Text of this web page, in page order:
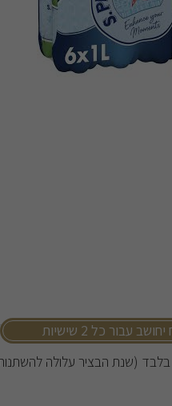
עבור כל 2 שישיות
(שנת הבציר עלולה